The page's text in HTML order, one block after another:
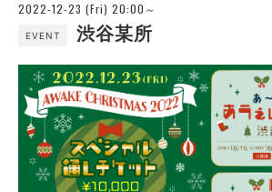
2022-12-23 (Fri) 20:00～
EVENT 渋谷某所